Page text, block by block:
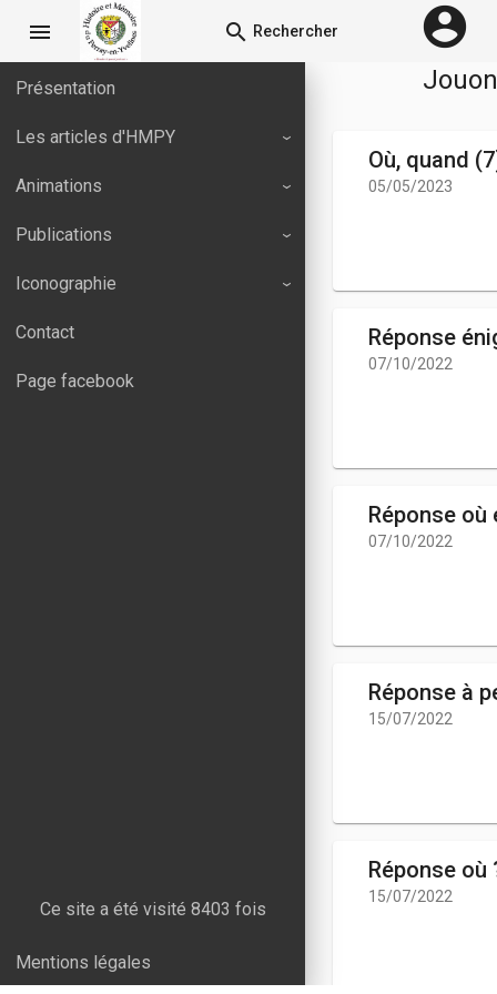
menu search Rechercher account_circle
Présentation
Les articles d'HMPY
Animations
Publications
Iconographie
Contact
Page facebook
Ce site a été visité 8403 fois
Mentions légales
Où, quand
05/05/2023
Réponse
07/10/2022
Réponse où
07/10/2022
Réponse à
15/07/2022
Réponse où
15/07/2022